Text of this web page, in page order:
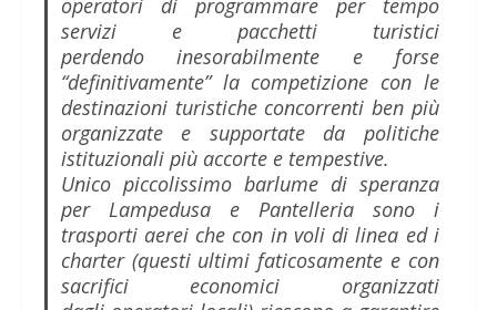
operatori di programmare per tempo
servizi e pacchetti turistici
perdendo inesorabilmente e forse
“definitivamente” la competizione con le
destinazioni turistiche concorrenti ben più
organizzate e supportate da politiche
istituzionali più accorte e tempestive.
Unico piccolissimo barlume di speranza
per Lampedusa e Pantelleria sono i
trasporti aerei che con in voli di linea ed i
charter (questi ultimi faticosamente e con
sacrifici economici organizzati